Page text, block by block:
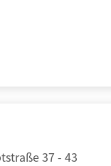
37 - 43